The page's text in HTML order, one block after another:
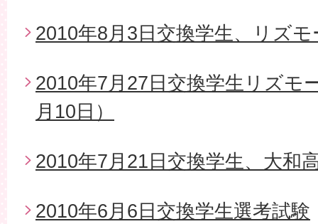
2010年8月3日交換学生、リズ
2010年7月27日交換学生リズモ
月10日）
2010年7月21日交換学生、大和
2010年6月6日交換学生選考試験